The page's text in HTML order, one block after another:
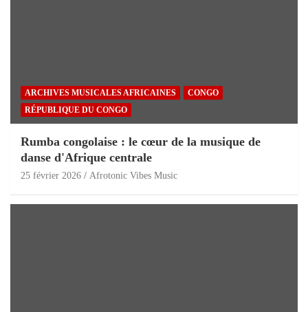
ARCHIVES MUSICALES AFRICAINES
CONGO
RÉPUBLIQUE DU CONGO
Rumba congolaise : le cœur de la musique de
danse d'Afrique centrale
25 février 2026 Afrotonic Vibes Music